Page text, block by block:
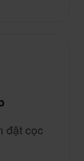
đặt cọc